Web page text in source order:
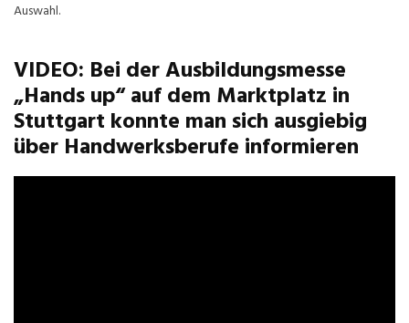
Auswahl.
VIDEO: Bei der Ausbildungsmesse
„Hands up“ auf dem Marktplatz in
Stuttgart konnte man sich ausgiebig
über Handwerksberufe informieren